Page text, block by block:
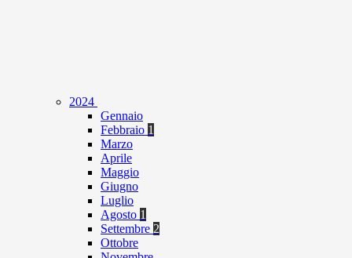
2024
Gennaio
Febbraio 1
Marzo
Aprile
Maggio
Giugno
Luglio
Agosto 1
Settembre 2
Ottobre